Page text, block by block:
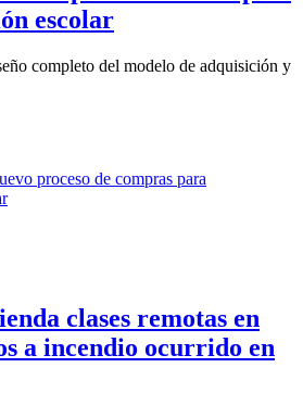
escolar
completo del modelo de adquisición y
clases remotas en
a incendio ocurrido en